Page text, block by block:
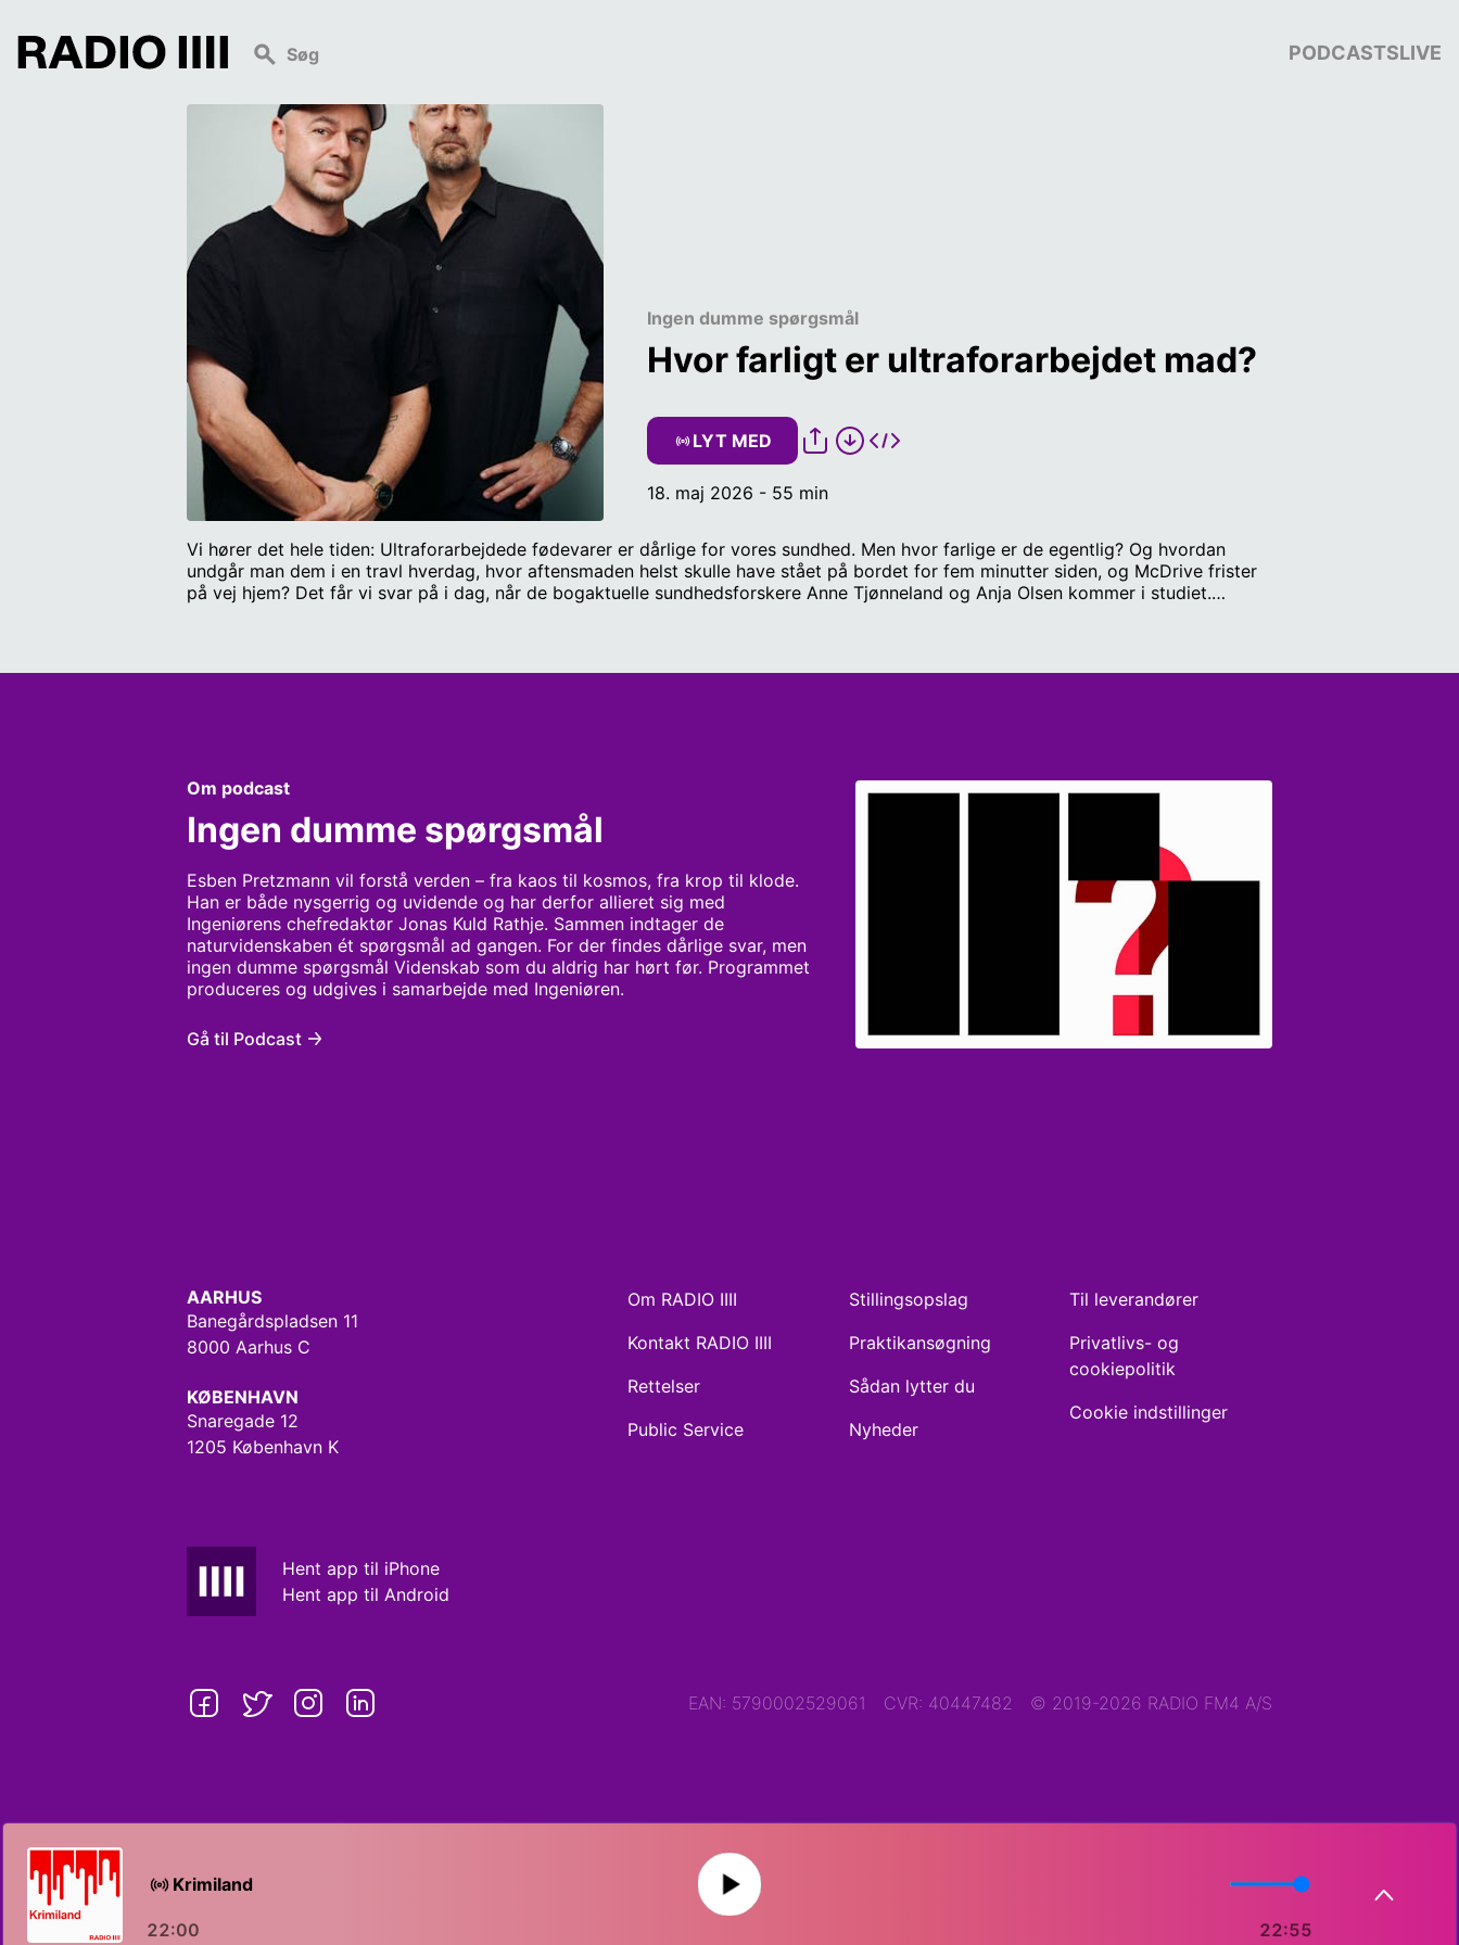
PODCASTSLIVE
Ingen dumme spørgsmål
Hvor farligt er ultraforarbejdet mad?
LYT MED
18. maj 2026 - 55 min
Vi hører det hele tiden: Ultraforarbejdede fødevarer er dårlige for vores sundhed. Men hvor farlige er de egentlig? Og hvordan
undgår man dem i en travl hverdag, hvor aftensmaden helst skulle have stået på bordet for fem minutter siden, og McDrive frister
på vej hjem? Det får vi svar på i dag, når de bogaktuelle sundhedsforskere Anne Tjønneland og Anja Olsen kommer i studiet.
og Radio IIII i samarbejde med MonoMono.
Om podcast
Ingen dumme spørgsmål
Esben Pretzmann vil forstå verden – fra kaos til kosmos, fra krop til klode.
Han er både nysgerrig og uvidende og har derfor allieret sig med
Ingeniørens chefredaktør Jonas Kuld Rathje. Sammen indtager de
naturvidenskaben ét spørgsmål ad gangen. For der findes dårlige svar, men
ingen dumme spørgsmål Videnskab som du aldrig har hørt før. Programmet
produceres og udgives i samarbejde med Ingeniøren.
Gå til Podcast
AARHUS
Banegårdspladsen 11
8000 Aarhus C
KØBENHAVN
Snaregade 12
1205 København K
Hent app til iPhone
Hent app til Android
Om RADIO IIII
Kontakt RADIO IIII
Rettelser
Public Service
Stillingsopslag
Praktikansøgning
Sådan lytter du
Nyheder
Til leverandører
Privatlivs- og
cookiepolitik
Cookie indstillinger
EAN: 5790002529061 CVR: 40447482 © 2019-2026 RADIO FM4 A/S
Krimiland
22:00 22:55